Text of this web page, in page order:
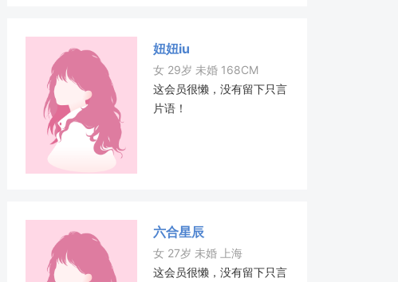
妞妞iu
女 29岁 未婚 168CM
这会员很懒，没有留下只言
片语！
六合星辰
女 27岁 未婚 上海
这会员很懒，没有留下只言